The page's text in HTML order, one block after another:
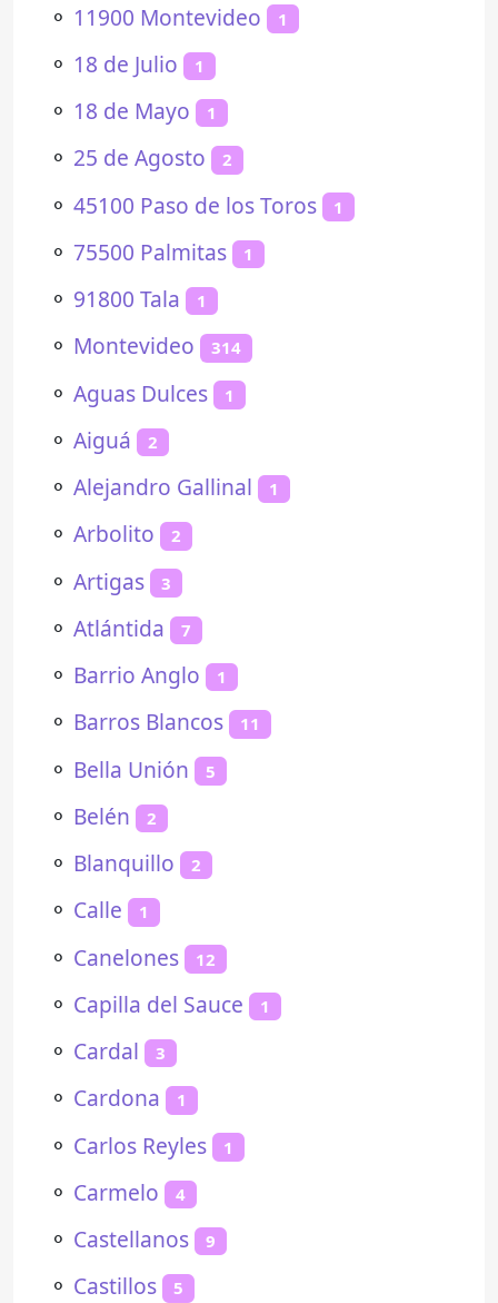
⚬ 11900 Montevideo 1
⚬ 18 de Julio 1
⚬ 18 de Mayo 1
⚬ 25 de Agosto 2
⚬ 45100 Paso de los Toros 1
⚬ 75500 Palmitas 1
⚬ 91800 Tala 1
⚬ Montevideo 314
⚬ Aguas Dulces 1
⚬ Aiguá 2
⚬ Alejandro Gallinal 1
⚬ Arbolito 2
⚬ Artigas 3
⚬ Atlántida 7
⚬ Barrio Anglo 1
⚬ Barros Blancos 11
⚬ Bella Unión 5
⚬ Belén 2
⚬ Blanquillo 2
⚬ Calle 1
⚬ Canelones 12
⚬ Capilla del Sauce 1
⚬ Cardal 3
⚬ Cardona 1
⚬ Carlos Reyles 1
⚬ Carmelo 4
⚬ Castellanos 9
⚬ Castillos 5